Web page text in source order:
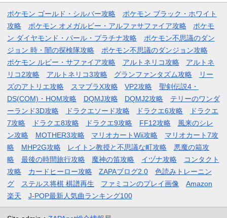
ポケモン ゴールド・シルバー攻略
ポケモン ブラック・ホワイト
攻略
ポケモン オメガルビー・アルファサファイア攻略
ポケモ
ン ダイヤモンド・パール・プラチナ攻略
ポケモン不思議のダン
ジョン 時・闇の探検隊攻略
ポケモン不思議のダンジョン攻略
ポケモン ルビー・サファイア攻略
アルトネリコ攻略
アルトネ
リコ2攻略
アルトネリコ3攻略 グランファンタズム攻略
リー
ズのアトリエ攻略
スマブラX攻略 VP2攻略
聖剣伝説4・
DS(COM)・HOM攻略
DQMJ攻略 DQMJ2攻略
テリーのワンダ
ーランド3D攻略
ドラクエソード攻略 ドラクエ6攻略
ドラクエ
7攻略
ドラクエ8攻略 ドラクエ9攻略 FF12攻略
風来のシレ
ン攻略
MOTHER3攻略 マリオカートWii攻略
マリオカート7攻
略
MHP2G攻略 レイトン教授と不思議な町攻略
悪魔の箱攻
略
最後の時間旅行攻略 魔神の笛攻略 イヅナ攻略
コンタクト
攻略
カードヒーロー攻略 ZAPAブログ2.0
色読みトレーニン
グ
ステルス将棋 棋譜再生 ファミコンのプレイ画像
Amazon
楽天
J-POP最新人気曲ランキング100